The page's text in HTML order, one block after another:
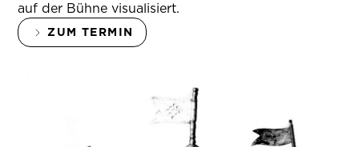
auf der Bühne visualisiert.
ZUM TERMIN